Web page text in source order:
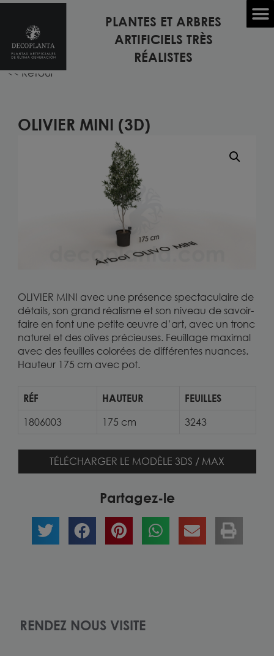
PLANTES ET ARBRES
ARTIFICIELS TRÈS
RÉALISTES
Accueil PLANTES EN 3D/ OLIVIER MINI (3D)
<< Retour
OLIVIER MINI (3D)
OLIVIER MINI avec une présence spectaculaire de
détails, son grand réalisme et son niveau de savoir-
faire en font une petite œuvre d’art, avec un tronc
naturel et des olives précieuses. Feuillage maximal
avec des feuilles colorées de différentes nuances.
Hauteur 175 cm avec pot.
RÉF HAUTEUR
FEUILLES
1806003
175 cm 3243
TÉLÉCHARGER LE MODÈLE 3DS / MAX
Partagez-le
RENDEZ NOUS VISITE